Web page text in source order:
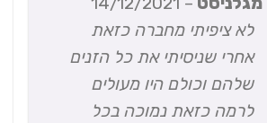
לא ציפיתי מחברה כזאת
אחרי שניסיתי את כל הזנים
שלהם וכולם היו מעולים
לרמה כזאת נמוכה בכל